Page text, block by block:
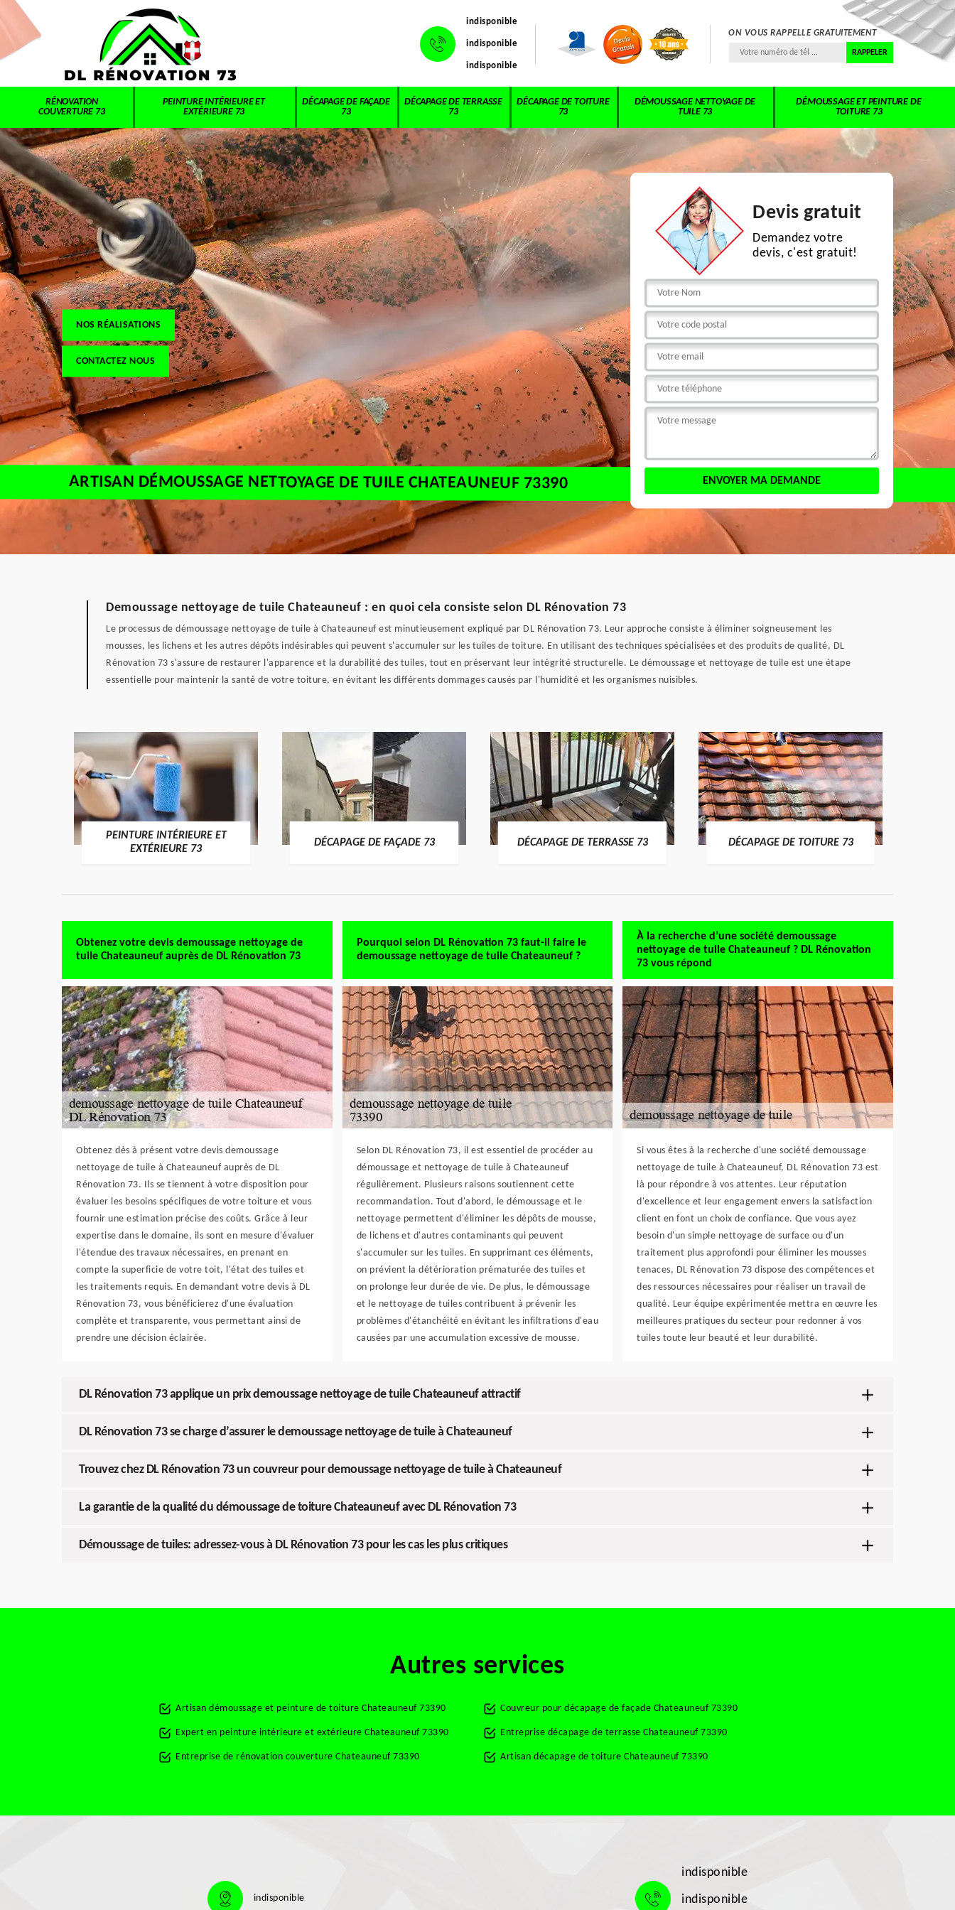
indisponible
indisponible
indisponible
ON VOUS RAPPELLE GRATUITEMENT
RÉNOVATION
COUVERTURE 73
PEINTURE INTÉRIEURE ET
EXTÉRIEURE 73
DÉCAPAGE DE FAÇADE
73
DÉCAPAGE DE TERRASSE
73
DÉCAPAGE DE TOITURE
73
DÉMOUSSAGE NETTOYAGE DE
TUILE 73
DÉMOUSSAGE ET PEINTURE DE
TOITURE 73
NOS RÉALISATIONS
CONTACTEZ NOUS
Devis gratuit
Demandez votre
devis, c'est gratuit!
ARTISAN DÉMOUSSAGE NETTOYAGE DE TUILE CHATEAUNEUF 73390
Demoussage nettoyage de tuile Chateauneuf : en quoi cela consiste selon DL Rénovation 73
Le processus de démoussage nettoyage de tuile à Chateauneuf est minutieusement expliqué par DL Rénovation 73. Leur approche consiste à éliminer soigneusement les
mousses, les lichens et les autres dépôts indésirables qui peuvent s'accumuler sur les tuiles de toiture. En utilisant des techniques spécialisées et des produits de qualité, DL
Rénovation 73 s'assure de restaurer l'apparence et la durabilité des tuiles, tout en préservant leur intégrité structurelle. Le démoussage et nettoyage de tuile est une étape
essentielle pour maintenir la santé de votre toiture, en évitant les différents dommages causés par l'humidité et les organismes nuisibles.
PEINTURE INTÉRIEURE ET
EXTÉRIEURE 73
DÉCAPAGE DE FAÇADE 73 DÉCAPAGE DE TERRASSE 73 DÉCAPAGE DE TOITURE 73
Obtenez votre devis demoussage nettoyage de
tuile Chateauneuf auprès de DL Rénovation 73
Obtenez dès à présent votre devis demoussage
nettoyage de tuile à Chateauneuf auprès de DL
Rénovation 73. Ils se tiennent à votre disposition pour
évaluer les besoins spécifiques de votre toiture et vous
fournir une estimation précise des coûts. Grâce à leur
expertise dans le domaine, ils sont en mesure d'évaluer
l'étendue des travaux nécessaires, en prenant en
compte la superficie de votre toit, l'état des tuiles et
les traitements requis. En demandant votre devis à DL
Rénovation 73, vous bénéficierez d'une évaluation
complète et transparente, vous permettant ainsi de
prendre une décision éclairée.
Pourquoi selon DL Rénovation 73 faut-il faire le
demoussage nettoyage de tuile Chateauneuf ?
Selon DL Rénovation 73, il est essentiel de procéder au
démoussage et nettoyage de tuile à Chateauneuf
régulièrement. Plusieurs raisons soutiennent cette
recommandation. Tout d'abord, le démoussage et le
nettoyage permettent d'éliminer les dépôts de mousse,
de lichens et d'autres contaminants qui peuvent
s'accumuler sur les tuiles. En supprimant ces éléments,
on prévient la détérioration prématurée des tuiles et
on prolonge leur durée de vie. De plus, le démoussage
et le nettoyage de tuiles contribuent à prévenir les
problèmes d'étanchéité en évitant les infiltrations d'eau
causées par une accumulation excessive de mousse.
À la recherche d’une société demoussage
nettoyage de tuile Chateauneuf ? DL Rénovation
73 vous répond
Si vous êtes à la recherche d'une société demoussage
nettoyage de tuile à Chateauneuf, DL Rénovation 73 est
là pour répondre à vos attentes. Leur réputation
d'excellence et leur engagement envers la satisfaction
client en font un choix de confiance. Que vous ayez
besoin d'un simple nettoyage de surface ou d'un
traitement plus approfondi pour éliminer les mousses
tenaces, DL Rénovation 73 dispose des compétences et
des ressources nécessaires pour réaliser un travail de
qualité. Leur équipe expérimentée mettra en œuvre les
meilleures pratiques du secteur pour redonner à vos
tuiles toute leur beauté et leur durabilité.
DL Rénovation 73 applique un prix demoussage nettoyage de tuile Chateauneuf attractif
DL Rénovation 73 se charge d’assurer le demoussage nettoyage de tuile à Chateauneuf
Trouvez chez DL Rénovation 73 un couvreur pour demoussage nettoyage de tuile à Chateauneuf
La garantie de la qualité du démoussage de toiture Chateauneuf avec DL Rénovation 73
Démoussage de tuiles: adressez-vous à DL Rénovation 73 pour les cas les plus critiques
Autres services
Artisan démoussage et peinture de toiture Chateauneuf 73390
Expert en peinture intérieure et extérieure Chateauneuf 73390
Entreprise de rénovation couverture Chateauneuf 73390
Couvreur pour décapage de façade Chateauneuf 73390
Entreprise décapage de terrasse Chateauneuf 73390
Artisan décapage de toiture Chateauneuf 73390
indisponible
indisponible
indisponible